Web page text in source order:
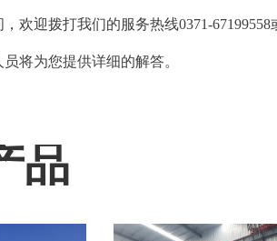
欢迎拨打我们的服务热线0371-67199558
将为您提供详细的解答。
品